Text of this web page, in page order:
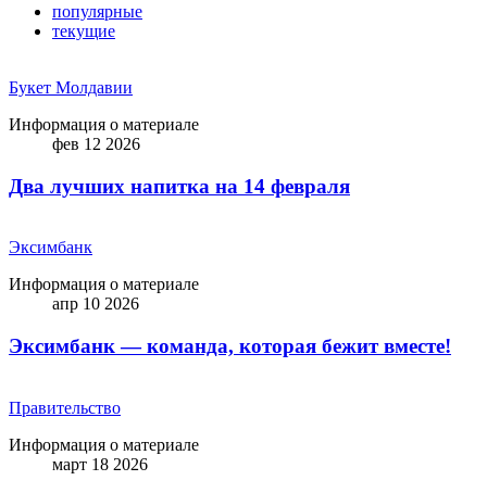
популярные
текущие
Букет Молдавии
Информация о материале
фев 12 2026
Два лучших напитка на 14 февраля
Эксимбанк
Информация о материале
апр 10 2026
Эксимбанк — команда, которая бежит вместе!
Правительство
Информация о материале
март 18 2026